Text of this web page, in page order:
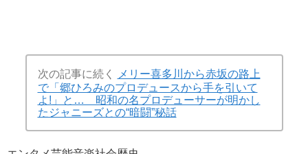
次の記事に続く
メリー喜多川から赤坂の路上
で「郷ひろみのプロデュースから手を引いて
よ!」と… 昭和の名プロデューサーが明かし
たジャニーズとの“暗闘”秘話